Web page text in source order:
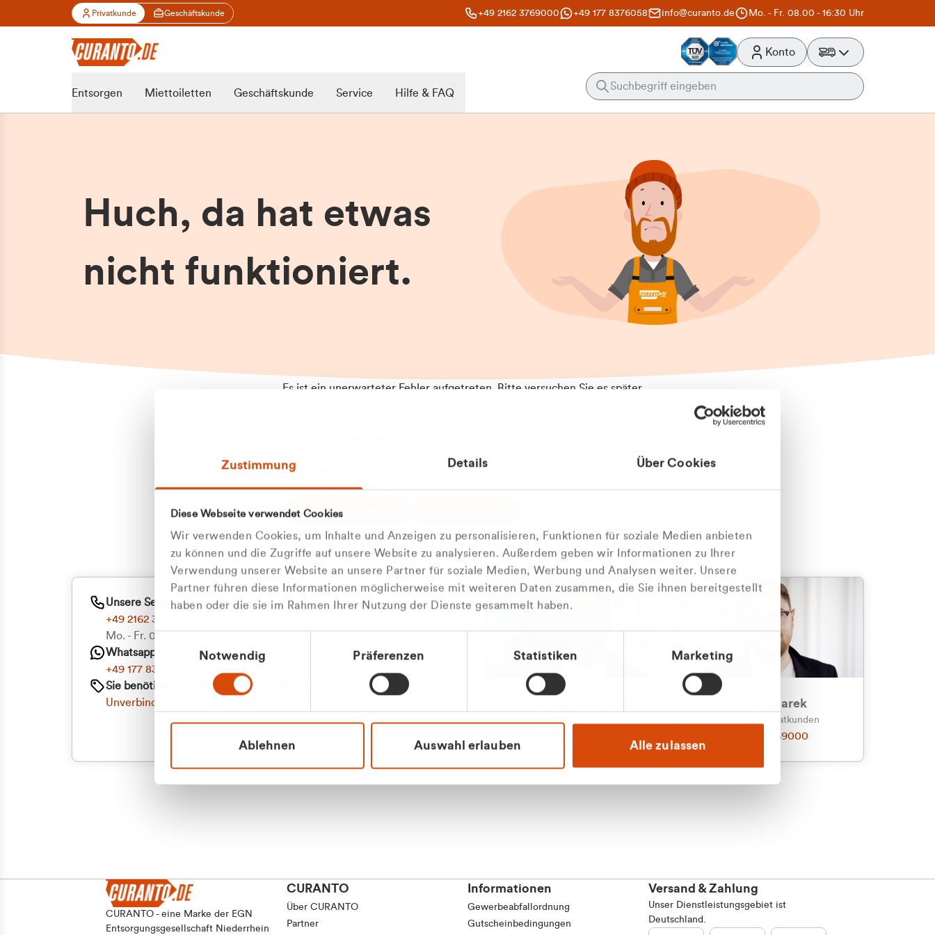
Zustimmung Details Über Cookies
Diese Webseite verwendet Cookies
Wir verwenden Cookies, um Inhalte und Anzeigen zu personalisieren, Funktionen für soziale Medien anbieten
zu können und die Zugriffe auf unsere Website zu analysieren. Außerdem geben wir Informationen zu Ihrer
Verwendung unserer Website an unsere Partner für soziale Medien, Werbung und Analysen weiter. Unsere
Partner führen diese Informationen möglicherweise mit weiteren Daten zusammen, die Sie ihnen bereitgestellt
haben oder die sie im Rahmen Ihrer Nutzung der Dienste gesammelt haben.
Einwilligungsauswahl
Notwendig Präferenzen Statistiken Marketing
Ablehnen Auswahl erlauben Alle zulassen
Privatkunde Geschäftskunde +49 2162 3769000 +49 177 8376058 info@curanto.de Mo. - Fr. 08.00 - 16:30 Uhr
Zu welcher
Kundengruppe
gehören Sie?
Privatkunde (inkl. MwSt.)
Geschäftskunde (exkl. MwSt.)
Konto
Entsorgen Miettoiletten Geschäftskunde Service Hilfe & FAQ
Huch, da hat etwas
nicht funktioniert.
Es ist ein unerwarteter Fehler aufgetreten. Bitte versuchen Sie es später
aufgetretenen Fehler an. Wir entschuldigen uns für eventuelle
Unannehmlichkeiten.
Zum Abfallberater
Oder kontaktieren Sie uns persönlich
Wir sind gerne für Sie da
Unsere Service-Hotline
+49 2162 3769000
Mo. - Fr. 08.00 - 16:30 Uhr
Whatsapp
+49 177 8376058
Sie benötigen ein individuelles Angebot?
Unverbindliche Anfrage stellen
Julian Marek
Vertrieb - Privatkunden
0216 237 69000
CURANTO - eine Marke der EGN
Entsorgungsgesellschaft Niederrhein
CURANTO
Über CURANTO
Partner
Informationen
Gewerbeabfallordnung
Gutscheinbedingungen
Versand & Zahlung
Unser Dienstleistungsgebiet ist
Deutschland.